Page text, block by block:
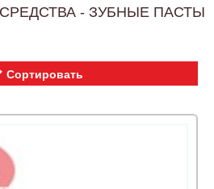
- ЗУБНЫЕ ПАСТЫ
Сортировать